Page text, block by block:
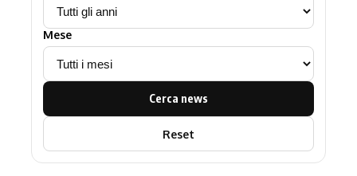
Mese
Cerca news
Reset